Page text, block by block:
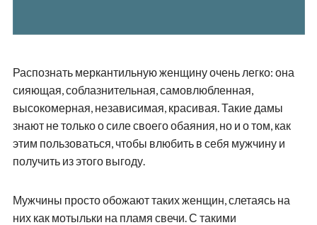
Распознать меркантильную женщину очень легко: она
сияющая, соблазнительная, самовлюбленная,
высокомерная, независимая, красивая. Такие дамы
знают не только о силе своего обаяния, но и о том, как
этим пользоваться, чтобы влюбить в себя мужчину и
получить из этого выгоду.
Мужчины просто обожают таких женщин, слетаясь на
них как мотыльки на пламя свечи. С такими